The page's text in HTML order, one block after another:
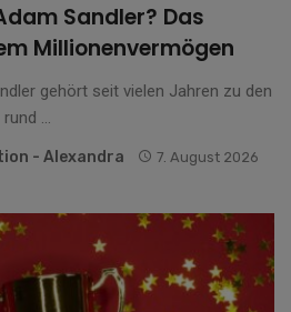
Sandler? Das
Millionenvermögen
gehört seit vielen Jahren zu den
...
- Alexandra 7. August 2026